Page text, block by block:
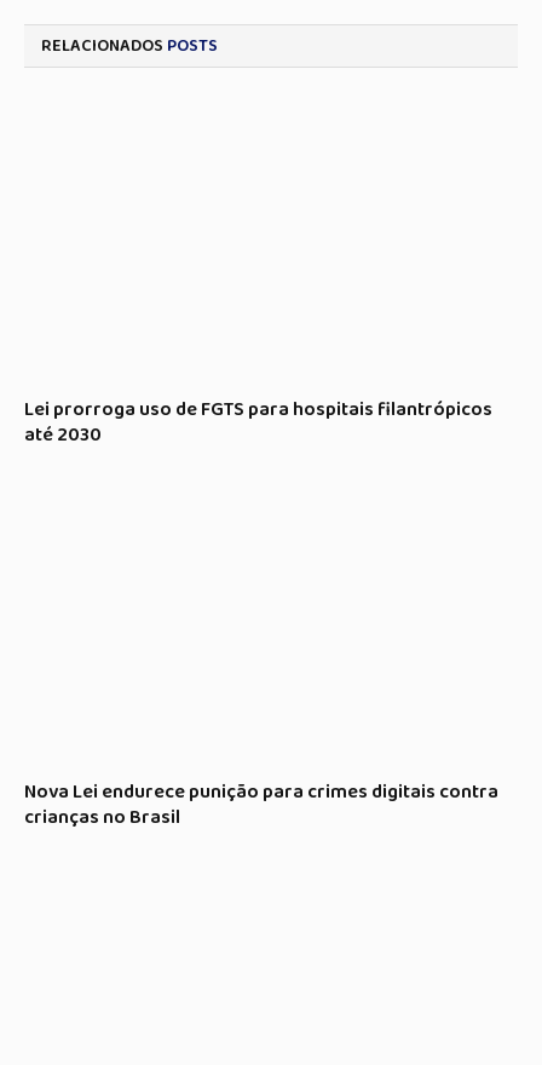
RELACIONADOS POSTS
Lei prorroga uso de FGTS para hospitais filantrópicos
até 2030
Nova Lei endurece punição para crimes digitais contra
crianças no Brasil